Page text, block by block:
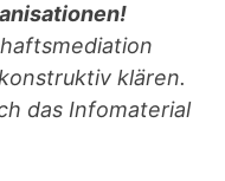
klären.
das Infomaterial